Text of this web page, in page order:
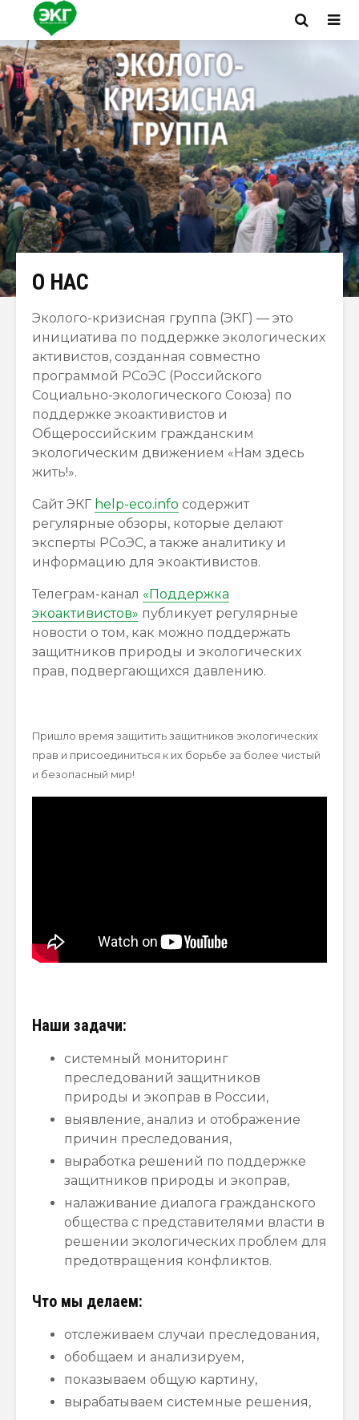
О НАС
Эколого-кризисная группа (ЭКГ) — это
инициатива по поддержке экологических
активистов, созданная совместно
программой РСоЭС (Российского
Социально-экологического Союза) по
поддержке экоактивистов и
Общероссийским гражданским
экологическим движением «Нам здесь
жить!».
Сайт ЭКГ help-eco.info содержит
регулярные обзоры, которые делают
эксперты РСоЭС, а также аналитику и
информацию для экоактивистов.
Телеграм-канал «Поддержка
экоактивистов» публикует регулярные
новости о том, как можно поддержать
защитников природы и экологических
прав, подвергающихся давлению.
Пришло время защитить защитников экологических
прав и присоединиться к их борьбе за более чистый
и безопасный мир!
Наши задачи:
системный мониторинг
преследований защитников
природы и экоправ в России,
выявление, анализ и отображение
причин преследования,
выработка решений по поддержке
защитников природы и экоправ,
налаживание диалога гражданского
общества с представителями власти в
решении экологических проблем для
предотвращения конфликтов.
Что мы делаем:
отслеживаем случаи преследования,
обобщаем и анализируем,
показываем общую картину,
вырабатываем системные решения,